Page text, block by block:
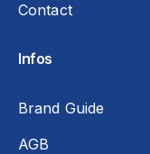
Contact
Infos
Brand Guide
AGB